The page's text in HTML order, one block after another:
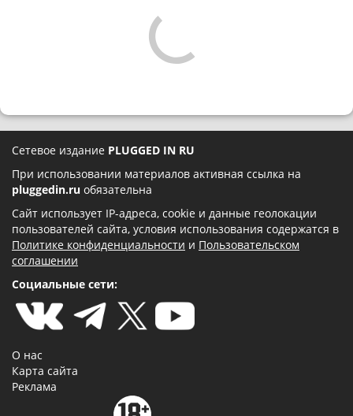
Сетевое издание PLUGGED IN RU
При использовании материалов активная ссылка на
pluggedin.ru обязательна
Сайт использует IP-адреса, cookie и данные геолокации
пользователей сайта, условия использования содержатся в
Политике конфиденциальности и Пользовательском
соглашении
Социальные сети:
О нас
Карта сайта
Реклама